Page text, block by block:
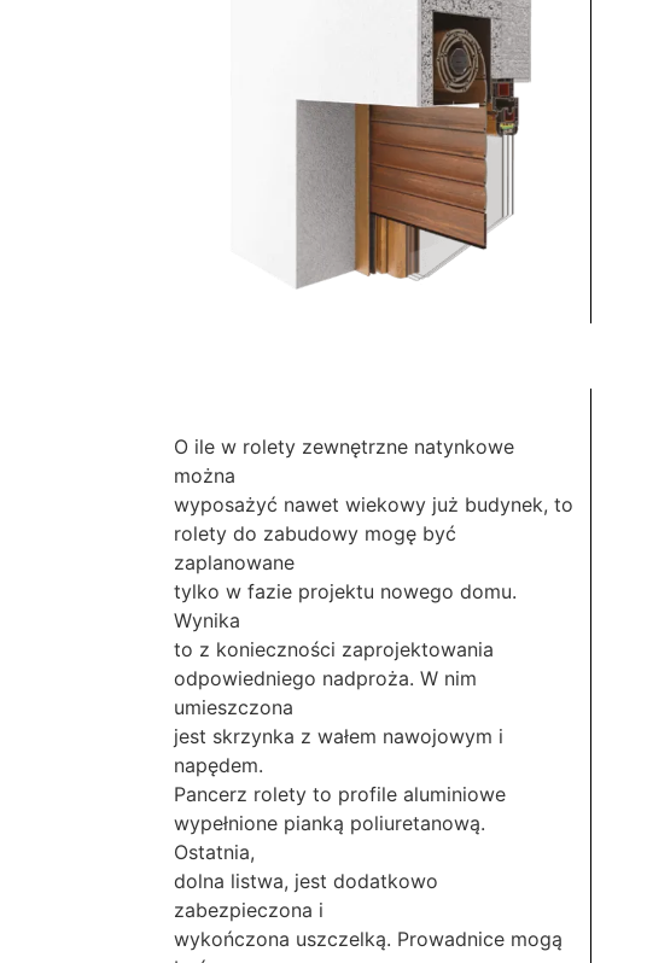
O ile w rolety zewnętrzne natynkowe
można
wyposażyć nawet wiekowy już budynek, to
rolety do zabudowy mogę być
zaplanowane
tylko w fazie projektu nowego domu.
Wynika
to z konieczności zaprojektowania
odpowiedniego nadproża. W nim
umieszczona
jest skrzynka z wałem nawojowym i
napędem.
Pancerz rolety to profile aluminiowe
wypełnione pianką poliuretanową.
Ostatnia,
dolna listwa, jest dodatkowo
zabezpieczona i
wykończona uszczelką. Prowadnice mogą